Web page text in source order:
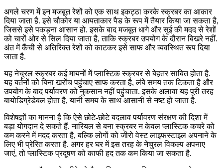
अगले चरण में इन मजबूत रेशों को एक साथ इकट्ठा करके स्क्रबर का आकार
दिया जाता है. इसे चौकोर या आयताकार पैड के रूप में तैयार किया जा सकता है,
जिससे इसे पकड़ना आसान हो. इसके बाद मजबूत धागे और सुई की मदद से रेशों
को चारों ओर से सिल दिया जाता है, ताकि स्क्रबर उपयोग के दौरान बिखरे नहीं.
अंत में कैंची से अतिरिक्त रेशों को काटकर इसे साफ और व्यवस्थित रूप दिया
जाता है.
यह नेचुरल स्क्रबर कई मायनों में प्लास्टिक स्क्रबर से बेहतर साबित होता है.
यह बर्तनों को बिना खरोंच पहुंचाए साफ करता है, लंबे समय तक टिकता है और
उपयोग के बाद पर्यावरण को नुकसान नहीं पहुंचाता. इसके अलावा यह पूरी तरह
बायोडिग्रेडेबल होता है, यानी समय के साथ आसानी से नष्ट हो जाता है.
विशेषज्ञों का मानना है कि ऐसे छोटे-छोटे बदलाव पर्यावरण संरक्षण की दिशा में
बड़ा योगदान दे सकते हैं. नारियल से बना स्क्रबर न केवल प्लास्टिक कचरे को
कम करने में मदद करता है, बल्कि लोगों को जीरो वेस्ट लाइफस्टाइल अपनाने के
लिए भी प्रेरित करता है. अगर हर घर में इस तरह के नेचुरल विकल्प अपनाए
जाएं, तो प्लास्टिक प्रदूषण को काफी हद तक कम किया जा सकता है.